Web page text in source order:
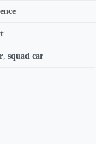
, squad car